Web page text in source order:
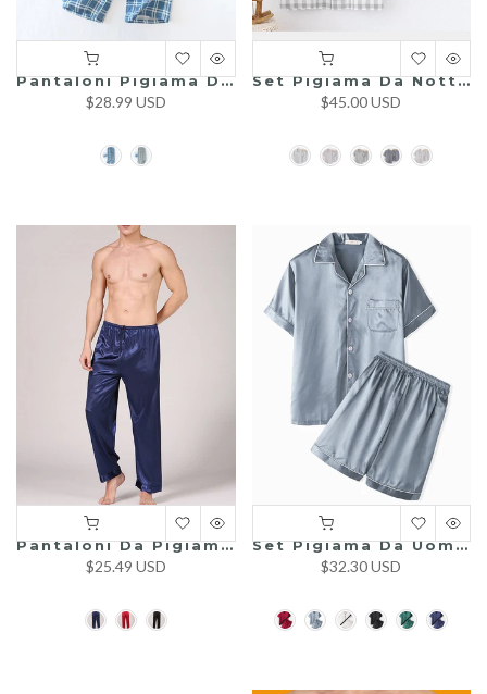
Pantaloni Pigiama Da Uomo In Morbido Cotone Scozzese
$28.99 USD
Set Pigiama Da Notte Corto Da Uomo In 100% Cotone Intrecciato
$45.00 USD
Pantaloni Da Pigiama Da Uomo
$25.49 USD
Set Pigiama Da Uomo In Raso Con Bottoni
$32.30 USD